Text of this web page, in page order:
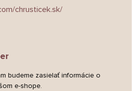
chrusticek.sk/
budeme zasielať informácie o
e-shope.